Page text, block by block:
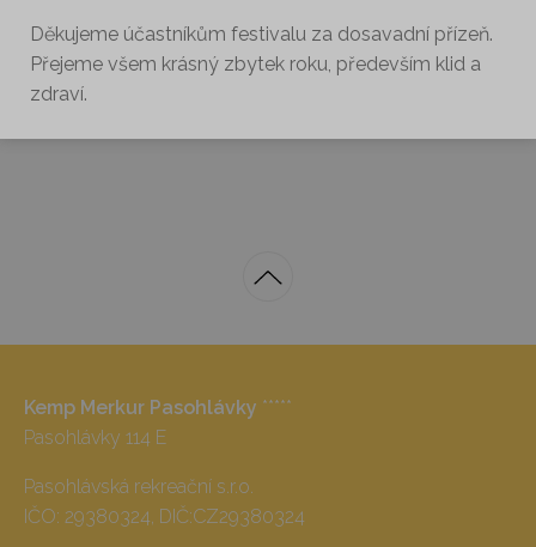
Kemp Merkur Pasohlávky *****
Pasohlávky 114 E
Pasohlávská rekreační s.r.o.
IČO: 29380324, DIČ:CZ29380324
Děkujeme účastníkům festivalu za dosavadní přízeň.
Přejeme všem krásný zbytek roku, především klid a
zdraví.